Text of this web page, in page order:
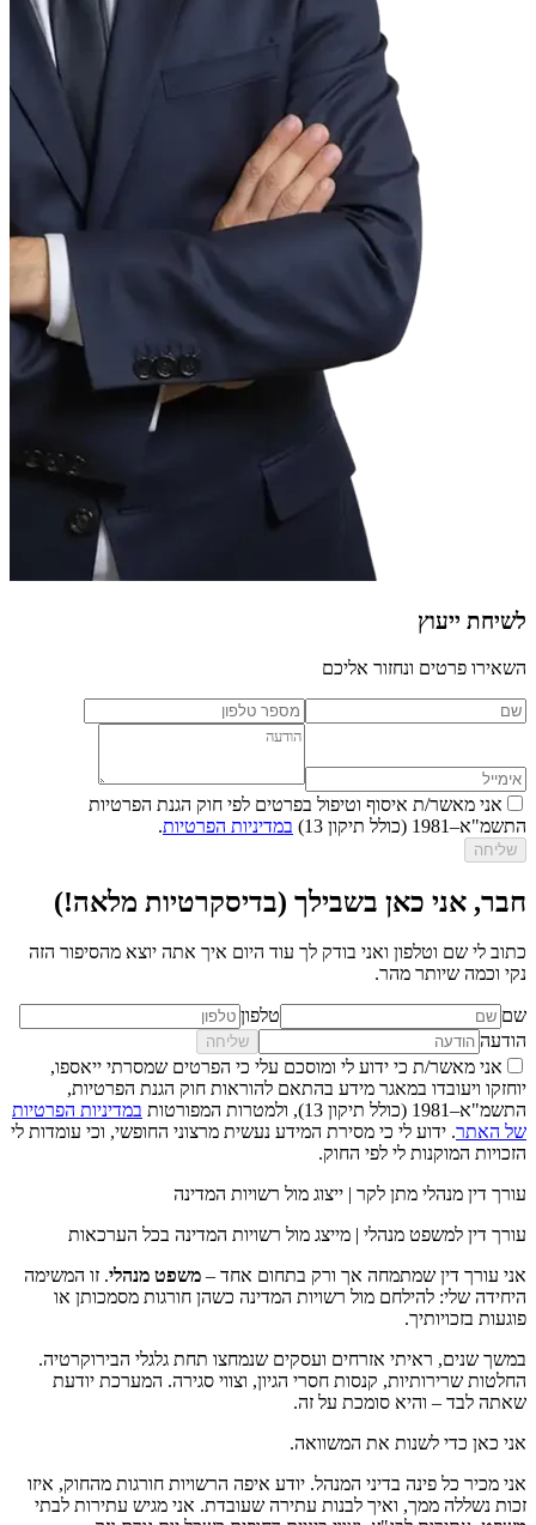
לשיחת ייעוץ
השאירו פרטים ונחזור אליכם
אני מאשר/ת איסוף וטיפול בפרטים לפי חוק הגנת הפרטיות
התשמ"א–1981 (כולל תיקון 13)
במדיניות הפרטיות.
שליחה
חבר, אני כאן בשבילך (בדיסקרטיות מלאה!)
כתוב לי שם וטלפון ואני בודק לך עוד היום איך אתה יוצא מהסיפור הזה
נקי וכמה שיותר מהר.
שם
טלפון
הודעה
שליחה
אני מאשר/ת כי ידוע לי ומוסכם עלי כי הפרטים שמסרתי ייאספו,
יוחזקו ויעובדו במאגר מידע בהתאם להוראות חוק הגנת הפרטיות,
התשמ"א–1981 (כולל תיקון 13), ולמטרות המפורטות
במדיניות הפרטיות
של האתר. ידוע לי כי מסירת המידע נעשית מרצוני החופשי, וכי עומדות לי
הזכויות המוקנות לי לפי החוק.
עורך דין מנהלי מתן לקר | ייצוג מול רשויות המדינה
עורך דין למשפט מנהלי | מייצג מול רשויות המדינה בכל הערכאות
אני עורך דין שמתמחה אך ורק בתחום אחד – משפט מנהלי. זו המשימה
היחידה שלי: להילחם מול רשויות המדינה כשהן חורגות מסמכותן או
פוגעות בזכויותיך.
במשך שנים, ראיתי אזרחים ועסקים שנמחצו תחת גלגלי הבירוקרטיה.
החלטות שרירותיות, קנסות חסרי הגיון, וצווי סגירה. המערכת יודעת
שאתה לבד – והיא סומכת על זה.
אני כאן כדי לשנות את המשוואה.
אני מכיר כל פינה בדיני המנהל. יודע איפה הרשויות חורגות מהחוק, איזו
זכות נשללה ממך, ואיך לבנות עתירה שעובדת. אני מגיש עתירות לבתי